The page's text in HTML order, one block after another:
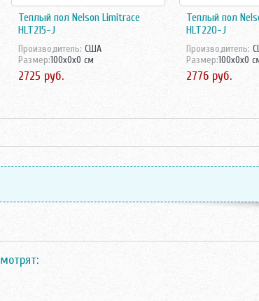
Теплый пол Nelson Limitrace
HLT215-J
Производитель: США
Размер:100x0x0 см
2725 руб.
Теплый пол
HLT220-J
Производитель:
Размер:100x0x0
2776 руб.